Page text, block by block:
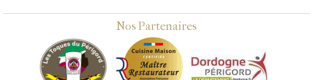
Nos Partenaires